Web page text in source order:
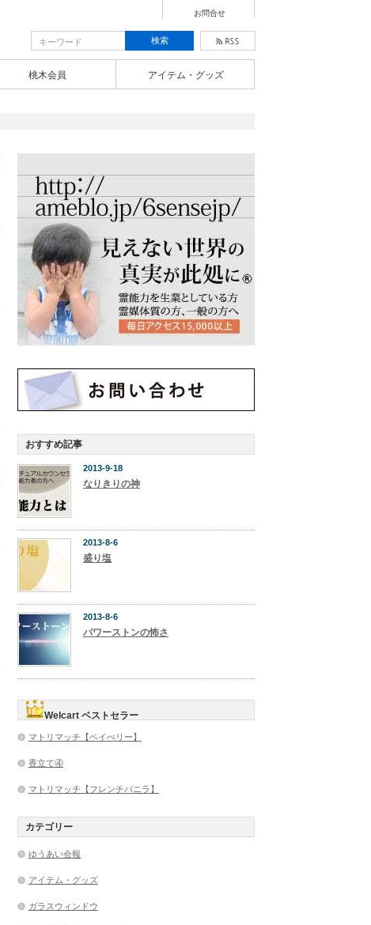
お問合せ
桃木会員 アイテム・グッズ
おすすめ記事
2013-9-18
なりきりの神
2013-8-6
盛り塩
2013-8-6
パワーストンの怖さ
Welcart ベストセラー
マトリマッチ【ベイべリー】
香立て④
マトリマッチ【フレンチバニラ】
カテゴリー
ゆうあい会報
アイテム・グッズ
ガラスウィンドウ